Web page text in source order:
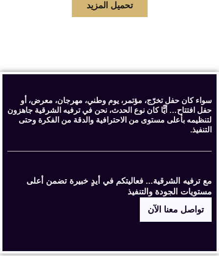
تحميل المزيد
سواء كان حفل تخرّج، مؤتمر، يوم وطني، مهرجان، معرض، أو
حفل افتتاح… أيًّا كان نوع الحدث، نحن في ترفيه الشرقية جاهزون
لتنظيمه بأعلى مستوى من الاحترافية والدقة من الفكرة وحتى
التنفيذ.
مع ترفيه الشرقية... فعاليتكم في أيدٍ خبيرة تضمن أعلى
مستويات الجودة والتنفيذ
تواصل معنا الآن